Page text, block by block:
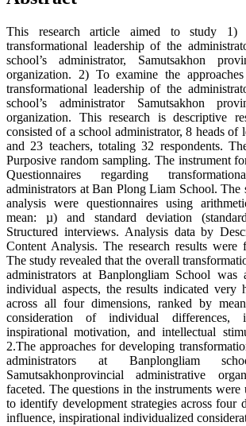
This research article aimed to study 1)
transformational leadership of the
school’s administrator, Samutsakhon
organization. 2) To examine the
transformational leadership of the
school’s administrator Samutsakhon
organization. This research is descriptive
consisted of a school administrator, 8 heads of
and 23 teachers, totaling 32 respondents.
Purposive random sampling. The instrument
Questionnaires regarding
administrators at Ban Plong Liam School. The
analysis were questionnaires using
mean: µ) and standard deviation
Structured interviews. Analysis data by
Content Analysis. The research results
The study revealed that the overall
administrators at Banplongliam School
individual aspects, the results indicated very
across all four dimensions, ranked by
consideration of individual differences,
inspirational motivation, and intellectual
2.The approaches for developing
administrators at Banplongliam
Samutsakhonprovincial administrative
faceted. The questions in the instruments were
to identify development strategies across four
influence, inspirational individualized